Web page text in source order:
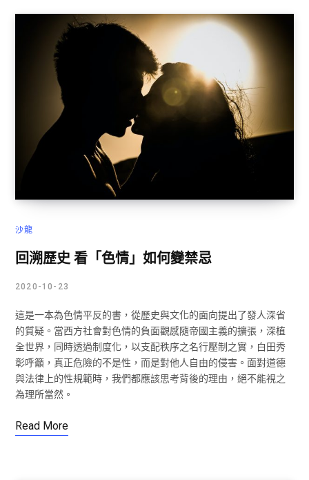
沙龍
回溯歷史 看「色情」如何變禁忌
2020-10-23
這是一本為色情平反的書，從歷史與文化的面向提出了發人深省
的質疑。當西方社會對色情的負面觀感隨帝國主義的擴張，深植
全世界，同時透過制度化，以支配秩序之名行壓制之實，白田秀
彰呼籲，真正危險的不是性，而是對他人自由的侵害。面對道德
與法律上的性規範時，我們都應該思考背後的理由，絕不能視之
為理所當然。
Read More